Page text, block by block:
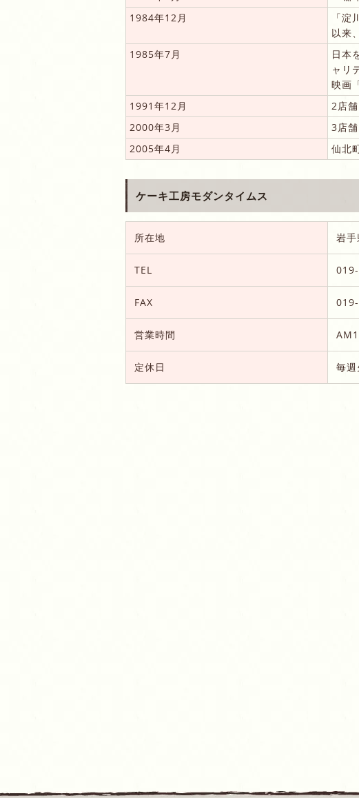
1984年12月
「
以来
1985年7月
日本
ャリ
映画
1991年12月
2店
2000年3月
3店
2005年4月
仙北
ケーキ工房モダンタイムス
所在地 岩
TEL
FAX
営業時間
定休日 毎